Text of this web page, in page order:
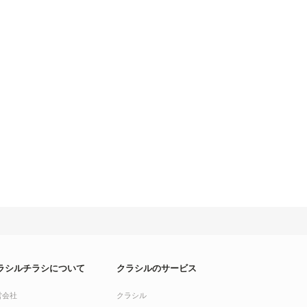
シルチラシについて
会社
クラシルのサービス
クラシル